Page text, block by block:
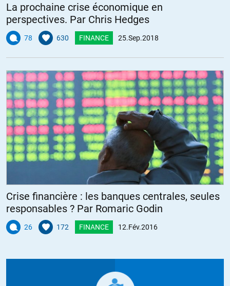
La prochaine crise économique en
perspectives. Par Chris Hedges
78 630 FINANCE 25.Sep.2018
Crise financière : les banques centrales, seules
responsables ? Par Romaric Godin
26 172 FINANCE 12.Fév.2016